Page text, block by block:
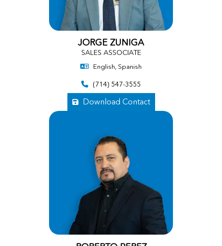
JORGE ZUNIGA
SALES ASSOCIATE
English, Spanish
(714) 547-3555
Download Contact